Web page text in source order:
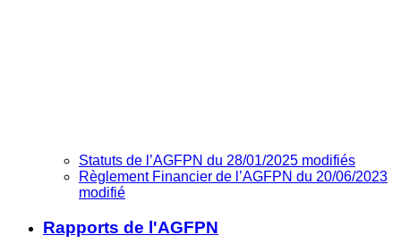
Statuts de l’AGFPN du 28/01/2025 modifiés
Règlement Financier de l’AGFPN du 20/06/2023
modifié
Rapports de l'AGFPN